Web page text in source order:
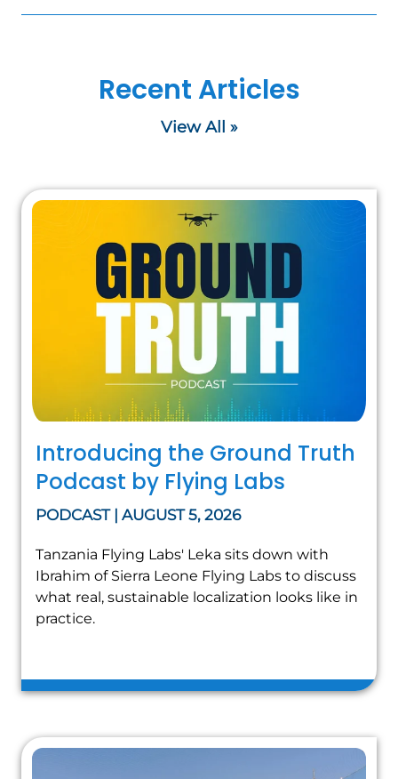
Recent Articles
View All »
Introducing the Ground Truth
Podcast by Flying Labs
PODCAST | AUGUST 5, 2026
Tanzania Flying Labs' Leka sits down with
Ibrahim of Sierra Leone Flying Labs to discuss
what real, sustainable localization looks like in
practice.